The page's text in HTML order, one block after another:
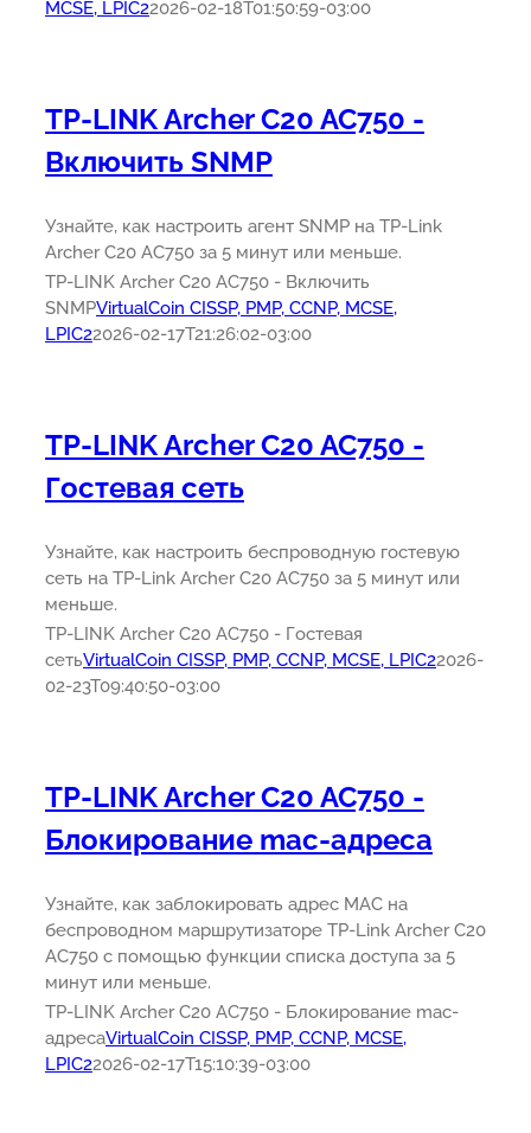
MCSE, LPIC22026-02-18T01:50:59-03:00
TP-LINK Archer C20 AC750 -
Включить SNMP
Узнайте, как настроить агент SNMP на TP-Link
Archer C20 AC750 за 5 минут или меньше.
TP-LINK Archer C20 AC750 - Включить
SNMPVirtualCoin CISSP, PMP, CCNP, MCSE,
LPIC22026-02-17T21:26:02-03:00
TP-LINK Archer C20 AC750 -
Гостевая сеть
Узнайте, как настроить беспроводную гостевую
сеть на TP-Link Archer C20 AC750 за 5 минут или
меньше.
TP-LINK Archer C20 AC750 - Гостевая
сетьVirtualCoin CISSP, PMP, CCNP, MCSE, LPIC22026-
02-23T09:40:50-03:00
TP-LINK Archer C20 AC750 -
Блокирование mac-адреса
Узнайте, как заблокировать адрес MAC на
беспроводном маршрутизаторе TP-Link Archer C20
AC750 с помощью функции списка доступа за 5
минут или меньше.
TP-LINK Archer C20 AC750 - Блокирование mac-
адресаVirtualCoin CISSP, PMP, CCNP, MCSE,
LPIC22026-02-17T15:10:39-03:00